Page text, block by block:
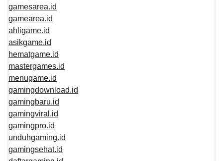
gamesarea.id
gamearea.id
ahligame.id
asikgame.id
hematgame.id
mastergames.id
menugame.id
gamingdownload.id
gamingbaru.id
gamingviral.id
gamingpro.id
unduhgaming.id
gamingsehat.id